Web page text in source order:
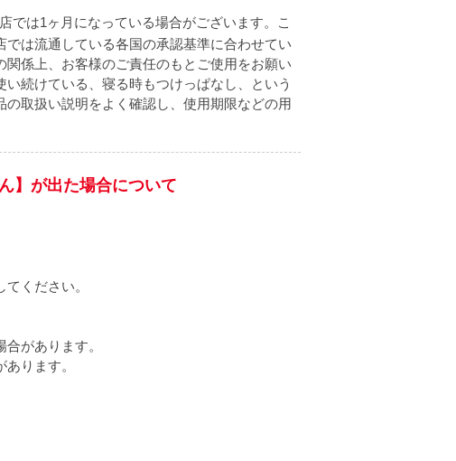
では1ヶ月になっている場合がございます。こ
は流通している各国の承認基準に合わせてい
係上、お客様のご責任のもとご使用をお願い
続けている、寝る時もつけっぱなし、という
取扱い説明をよく確認し、使用期限などの用
】が出た場合について
ください。
があります。
ります。